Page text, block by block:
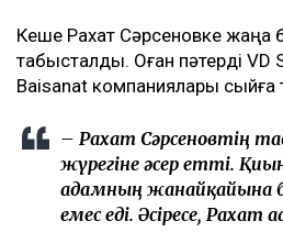
Кеше Рахат Сәрсеновке жаңа
табысталды. Оған пәтерді VD
Baisanat компаниялары сыйға
– Рахат Сәрсеновтің
жүрегіне әсер етті.
адамның жанайқайына
емес еді. Әсіресе, Рахат